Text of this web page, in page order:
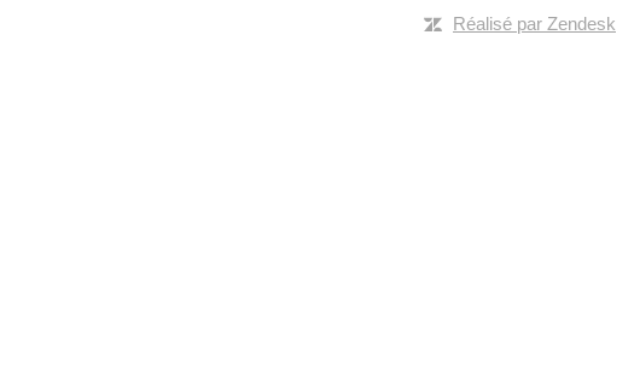
Réalisé par Zendesk